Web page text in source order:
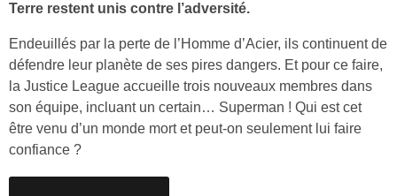
Terre restent unis contre l’adversité.
Endeuillés par la perte de l’Homme d’Acier, ils continuent de
défendre leur planète de ses pires dangers. Et pour ce faire,
la Justice League accueille trois nouveaux membres dans
son équipe, incluant un certain… Superman ! Qui est cet
être venu d’un monde mort et peut-on seulement lui faire
confiance ?